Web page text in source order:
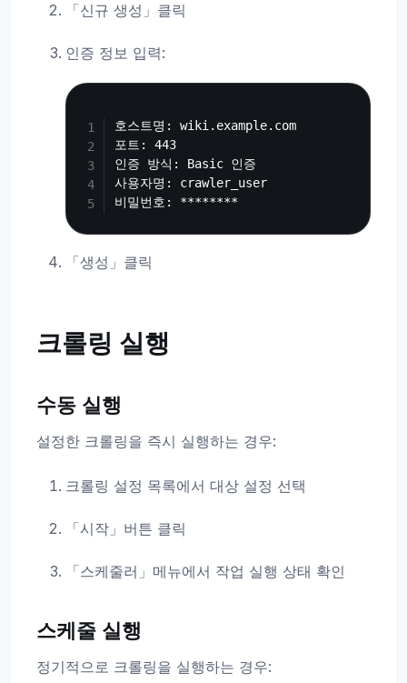
「신규 생성」클릭
인증 정보 입력:
호스트명: wiki.example.com
포트: 443
인증 방식: Basic 인증
사용자명: crawler_user
「생성」클릭
크롤링 실행
수동 실행
설정한 크롤링을 즉시 실행하는 경우:
크롤링 설정 목록에서 대상 설정 선택
「시작」버튼 클릭
「스케줄러」메뉴에서 작업 실행 상태 확인
스케줄 실행
정기적으로 크롤링을 실행하는 경우: